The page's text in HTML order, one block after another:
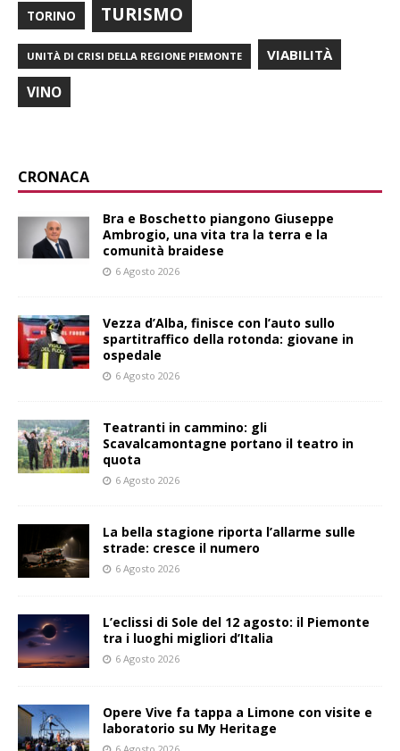
TORINO TURISMO
UNITÀ DI CRISI DELLA REGIONE PIEMONTE VIABILITÀ
VINO
CRONACA
Bra e Boschetto piangono Giuseppe
Ambrogio, una vita tra la terra e la
comunità braidese
6 Agosto 2026
Vezza d’Alba, finisce con l’auto sullo
spartitraffico della rotonda: giovane in
ospedale
6 Agosto 2026
Teatranti in cammino: gli
Scavalcamontagne portano il teatro in
quota
6 Agosto 2026
La bella stagione riporta l’allarme sulle
strade: cresce il numero
6 Agosto 2026
L’eclissi di Sole del 12 agosto: il Piemonte
tra i luoghi migliori d’Italia
6 Agosto 2026
Opere Vive fa tappa a Limone con visite e
laboratorio su My Heritage